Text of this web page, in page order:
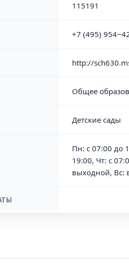
115191
+7 (495)
http://
Общее
Детские сады
Пн: с 07:00 до
19:00, Чт: с
выходной, Вс: